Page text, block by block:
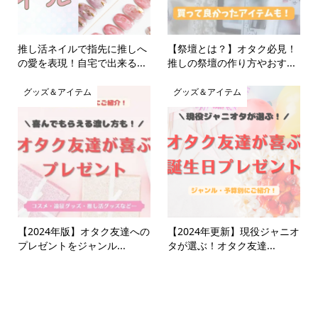
推し活ネイルで指先に推しへ
の愛を表現！自宅で出来る...
【祭壇とは？】オタク必見！
推しの祭壇の作り方やおす...
グッズ＆アイテム
【2024年版】オタク友達への
プレゼントをジャンル...
グッズ＆アイテム
【2024年更新】現役ジャニオ
タが選ぶ！オタク友達...